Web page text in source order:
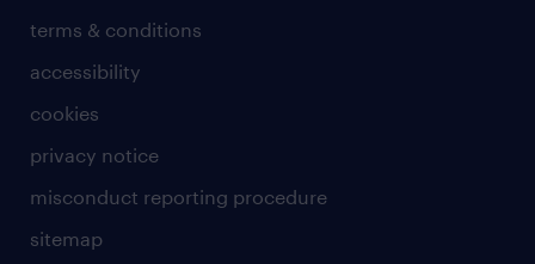
terms & conditions
accessibility
cookies
privacy notice
misconduct reporting procedure
sitemap